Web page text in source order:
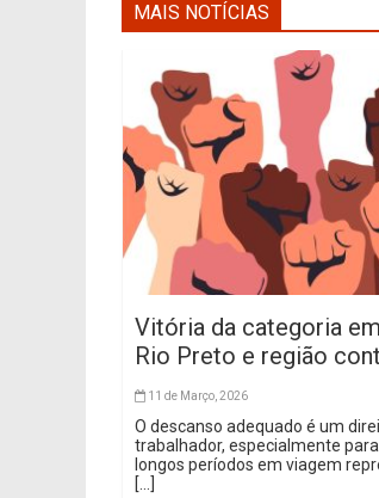
MAIS NOTÍCIAS
Vitória da categoria
Rio Preto e região
11 de Março, 2026
O descanso adequado é um
trabalhador, especialmente
longos períodos em viagem
[...]